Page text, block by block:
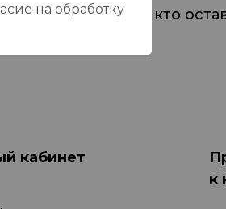
будьте первым, кто
кабинет
к
на обработку